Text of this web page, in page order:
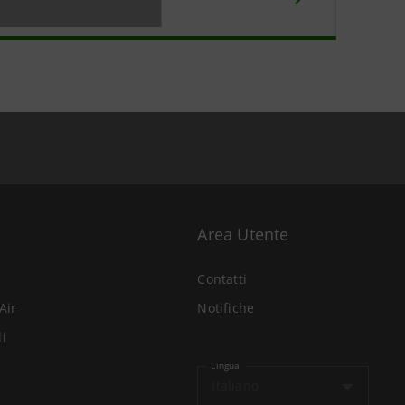
Area Utente
Contatti
Notifiche
Lingua